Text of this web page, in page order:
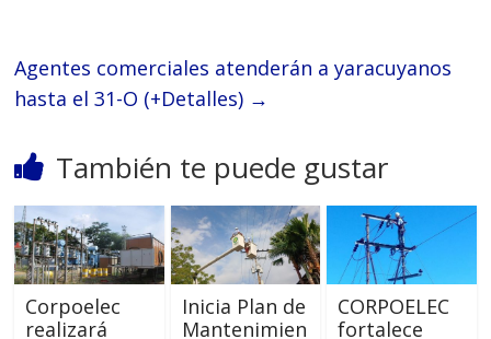
Agentes comerciales atenderán a yaracuyanos
hasta el 31-O (+Detalles) →
También te puede gustar
Corpoelec
realizará
Inicia Plan de
Mantenimien
CORPOELEC
fortalece